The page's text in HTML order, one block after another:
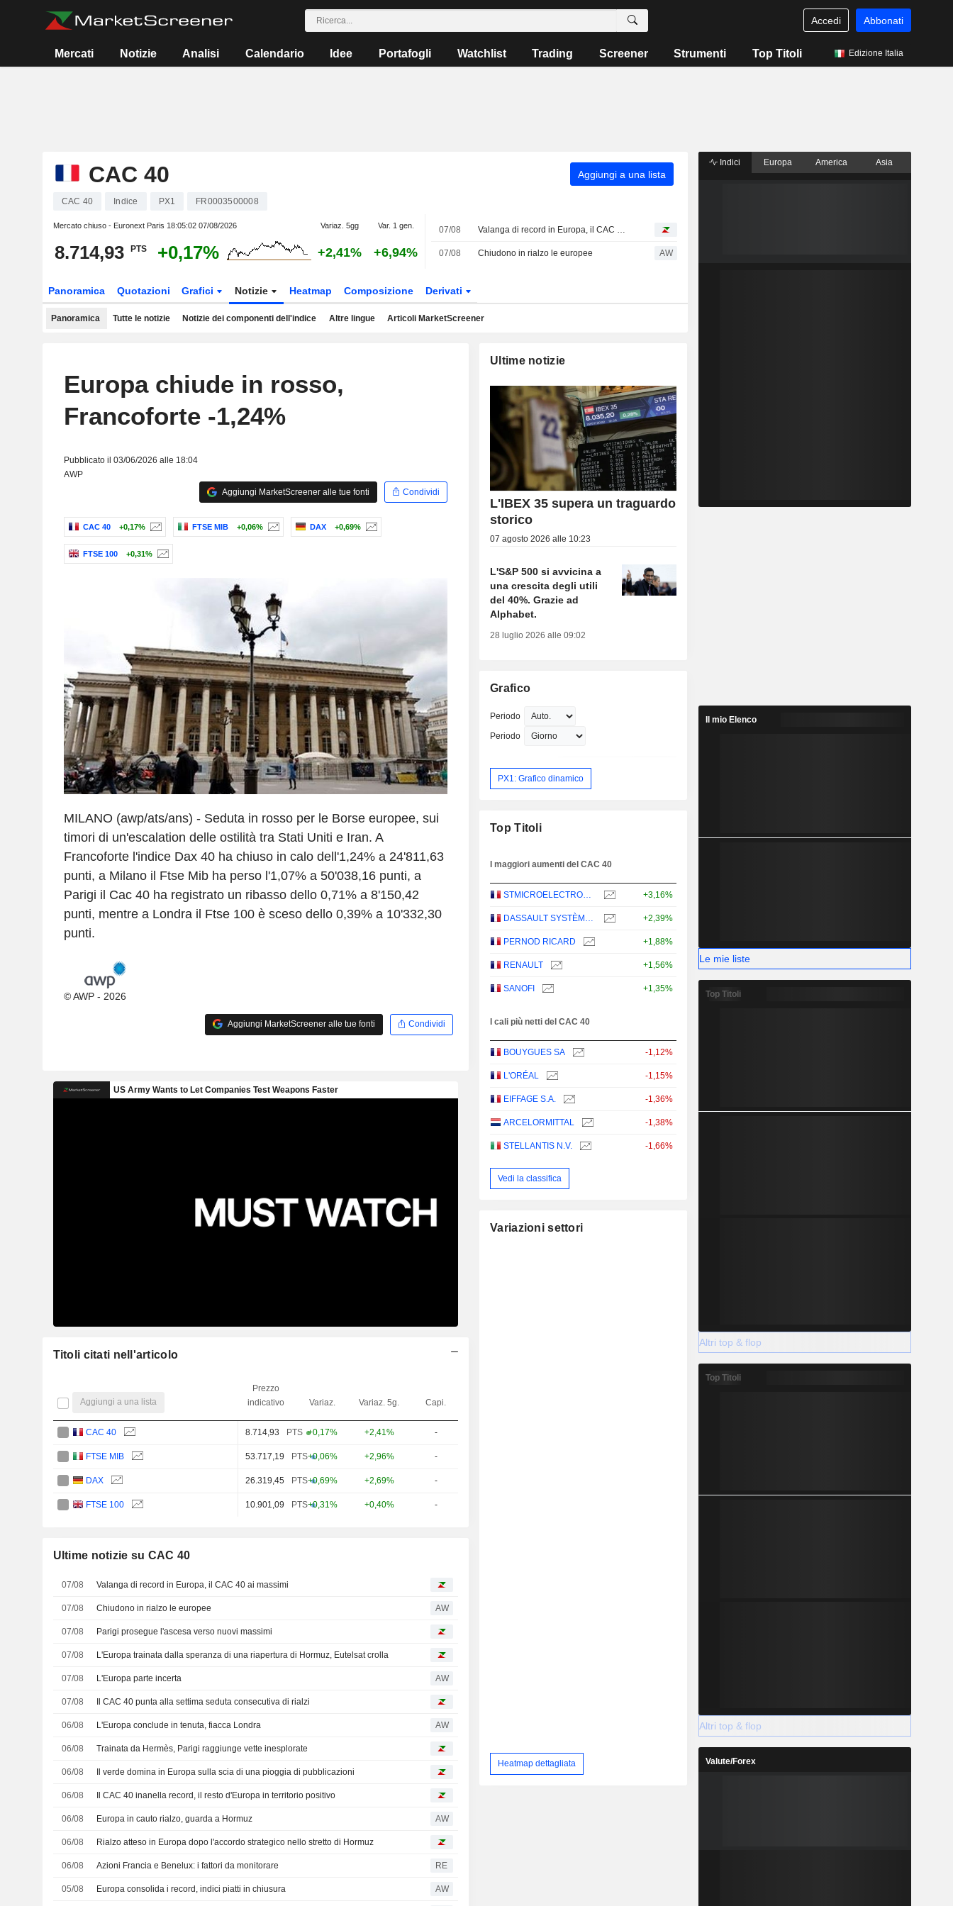
Accedi Abbonati
Mercati Notizie Analisi Calendario Idee Portafogli Watchlist Trading Screener Strumenti Top Titoli Edizione Italia
CAC 40 Aggiungi a una lista
CAC 40 Indice PX1 FR0003500008
Mercato chiuso - Euronext Paris 18:05:02 07/08/2026 Variaz. 5gg Var. 1 gen.
8.714,93 PTS +0,17% +2,41% +6,94%
07/08 Valanga di record in Europa, il CAC 40 ai massimi
07/08 Chiudono in rialzo le europee AW
Panoramica Quotazioni Grafici Notizie Heatmap Composizione Derivati
Panoramica Tutte le notizie Notizie dei componenti dell'indice Altre lingue Articoli MarketScreener
Europa chiude in rosso,
Francoforte -1,24%
Pubblicato il 03/06/2026 alle 18:04
AWP
Aggiungi MarketScreener alle tue fonti
Condividi
CAC 40 +0,17% FTSE MIB +0,06% DAX +0,69%
FTSE 100 +0,31%
MILANO (awp/ats/ans) - Seduta in rosso per le Borse europee, sui
timori di un'escalation delle ostilità tra Stati Uniti e Iran. A
Francoforte l'indice Dax 40 ha chiuso in calo dell'1,24% a 24'811,63
punti, a Milano il Ftse Mib ha perso l'1,07% a 50'038,16 punti, a
Parigi il Cac 40 ha registrato un ribasso dello 0,71% a 8'150,42
punti, mentre a Londra il Ftse 100 è sceso dello 0,39% a 10'332,30
punti.
© AWP - 2026
Aggiungi MarketScreener alle tue fonti Condividi
Titoli citati nell'articolo
Aggiungi a una lista
Prezzo
indicativo
Variaz. Variaz. 5g. Capi.
CAC 40 8.714,93 PTS +0,17% +2,41% -
FTSE MIB 53.717,19 PTS+0,06% +2,96% -
DAX 26.319,45 PTS+0,69% +2,69% -
FTSE 100 10.901,09 PTS+0,31% +0,40% -
Ultime notizie su CAC 40
07/08 Valanga di record in Europa, il CAC 40 ai massimi
07/08 Chiudono in rialzo le europee AW
07/08 Parigi prosegue l'ascesa verso nuovi massimi
07/08 L'Europa trainata dalla speranza di una riapertura di Hormuz, Eutelsat crolla
07/08 L'Europa parte incerta AW
07/08 Il CAC 40 punta alla settima seduta consecutiva di rialzi
06/08 L'Europa conclude in tenuta, fiacca Londra AW
06/08 Trainata da Hermès, Parigi raggiunge vette inesplorate
06/08 Il verde domina in Europa sulla scia di una pioggia di pubblicazioni
06/08 Il CAC 40 inanella record, il resto d'Europa in territorio positivo
06/08 Europa in cauto rialzo, guarda a Hormuz AW
06/08 Rialzo atteso in Europa dopo l'accordo strategico nello stretto di Hormuz
06/08 Azioni Francia e Benelux: i fattori da monitorare RE
05/08 Europa consolida i record, indici piatti in chiusura AW
Ultime notizie
L'IBEX 35 supera un traguardo
storico
07 agosto 2026 alle 10:23
L'S&P 500 si avvicina a
una crescita degli utili
del 40%. Grazie ad
Alphabet.
28 luglio 2026 alle 09:02
Grafico
Periodo
Periodo
PX1: Grafico dinamico
Top Titoli
I maggiori aumenti del CAC 40
STMICROELECTRONICS N.V. +3,16%
DASSAULT SYSTÈMES SE +2,39%
PERNOD RICARD +1,88%
RENAULT +1,56%
SANOFI +1,35%
I cali più netti del CAC 40
BOUYGUES SA -1,12%
L'ORÉAL -1,15%
EIFFAGE S.A. -1,36%
ARCELORMITTAL -1,38%
STELLANTIS N.V. -1,66%
Vedi la classifica
Variazioni settori
Heatmap dettagliata
Indici Europa America Asia
Il mio Elenco
Le mie liste
Top Titoli
Altri top & flop
Top Titoli
Altri top & flop
Valute/Forex